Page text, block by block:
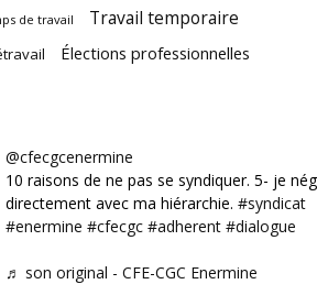
de travail Travail temporaire
Élections professionnelles
@cfecgcenermine
10 raisons de ne pas se syndiquer. 5- je
directement avec ma hiérarchie. #syndicat
#enermine #cfecgc #adherent #dialogue
♬ son original - CFE-CGC Enermine